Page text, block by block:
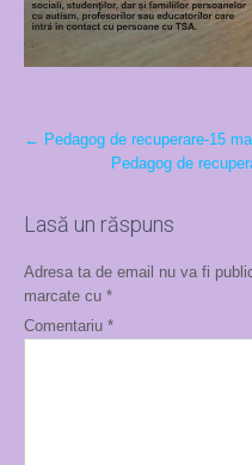
Post
navigation
← Pedagog de recuperare-15
Pedagog de
Lasă un răspuns
Adresa ta de email nu va fi
marcate cu *
Comentariu *